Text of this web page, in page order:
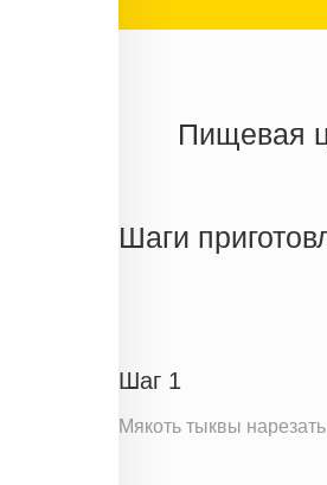
Пищевая
Белки
Шаги
Шаг 1
Мякоть тыквы